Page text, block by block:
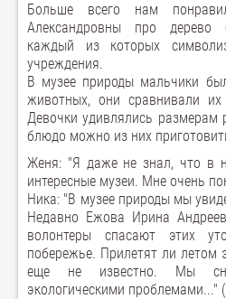
Больше всего нам
Александровны про
каждый из которых
учреждения.
В музее природы мальчики
животных, они сравнивали
Девочки удивлялись размерам
блюдо можно из них
Женя: "Я даже не знал, что в
интересные музеи. Мне очень
Ника: "В музее природы мы
Недавно Ежова Ирина
волонтеры спасают этих
побережье. Прилетят ли летом
еще не известно. Мы
экологическими проблемами..."